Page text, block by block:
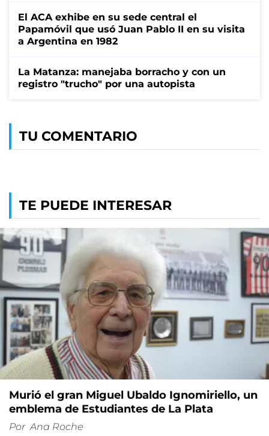
El ACA exhibe en su sede central el
Papamóvil que usó Juan Pablo II en su visita
a Argentina en 1982
La Matanza: manejaba borracho y con un
registro "trucho" por una autopista
TU COMENTARIO
TE PUEDE INTERESAR
Murió el gran Miguel Ubaldo Ignomiriello, un
emblema de Estudiantes de La Plata
Por Ana Roche